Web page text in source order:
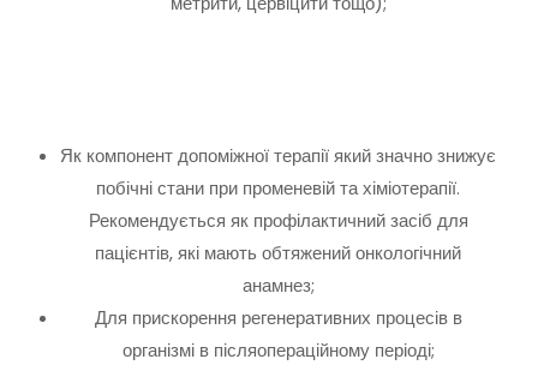
Як компонент допоміжної терапії який значно знижує
побічні стани при променевій та хіміотерапії.
Рекомендується як профілактичний засіб для
пацієнтів, які мають обтяжений онкологічний
анамнез;
Для прискорення регенеративних процесів в
організмі в післяопераційному періоді;